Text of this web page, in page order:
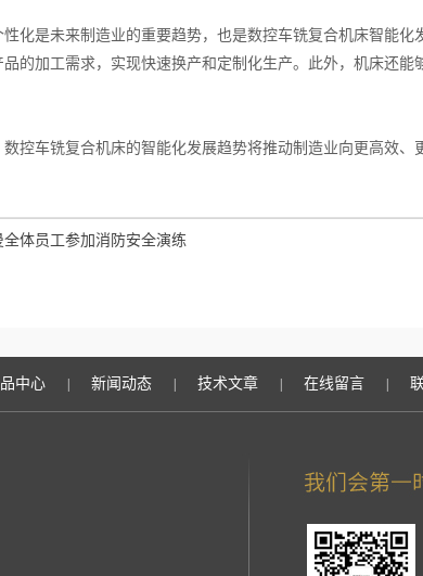
是未来制造业的重要趋势，也是数控车铣复合机床智能化
品的加工需求，实现快速换产和定制化生产。此外，机床还
车铣复合机床的智能化发展趋势将推动制造业向更高效、
全体员工参加消防安全演练
中心 新闻动态 技术文章 在线留言